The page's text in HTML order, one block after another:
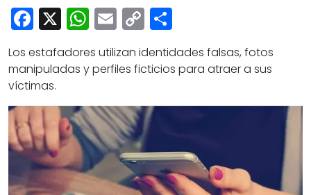
Cultura
Deportes
Opinión
Facebook
X WhatsApp
Email
Copy
Link
Los estafadores utilizan identidades falsas, fotos
manipuladas y perfiles ficticios para atraer a sus
víctimas.